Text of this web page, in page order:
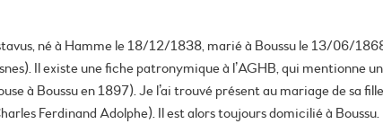
né à Hamme le 18/12/1838, marié à Boussu le 13/06/
Il existe une fiche patronymique à l’AGHB, qui mentionne
à Boussu en 1897). Je l’ai trouvé présent au mariage de sa
Ferdinand Adolphe). Il est alors toujours domicilié à Boussu.